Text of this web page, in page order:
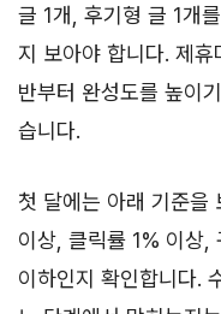
글 1개, 후기형 글 1개
지 보아야 합니다. 제
반부터 완성도를 높이
습니다.
첫 달에는 아래 기준을
이상, 클릭률 1% 이상,
이하인지 확인합니다.